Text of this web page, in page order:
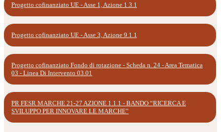
Progetto cofinanziato UE - Asse 1, Azione 1.3.1
Progetto cofinanziato UE - Asse 3, Azione 9.1.1
Progetto cofinanziato Fondo di rotazione - Scheda n. 24 - Area Tematica
03 - Linea Di Intervento 03.01
PR FESR MARCHE 21-27 AZIONE 1.1.1 - BANDO “RICERCA E
SVILUPPO PER INNOVARE LE MARCHE”